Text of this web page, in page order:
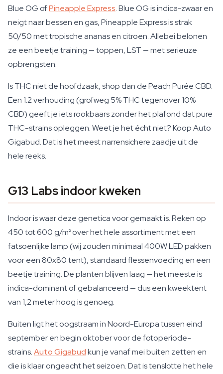
Blue OG ofPineapple Express. Blue OG is indica-zwaar en
neigt naar bessen en gas, Pineapple Express is strak
50/50 met tropische ananas en citroen. Allebei belonen
ze een beetje training — toppen, LST — met serieuze
opbrengsten.
Is THC niet de hoofdzaak, shop dan de Peach Purée CBD.
Een 1:2 verhouding (grofweg 5% THC tegenover 10%
CBD) geeft je iets rookbaars zonder het plafond dat pure
THC-strains opleggen. Weet je het écht niet? Koop Auto
Gigabud. Dat is het meest narrensichere zaadje uit de
hele reeks.
G13 Labs indoor kweken
Indoor is waar deze genetica voor gemaakt is. Reken op
450 tot 600 g/m² over het hele assortiment met een
fatsoenlijke lamp (wij zouden minimaal 400W LED pakken
voor een 80x80 tent), standaard flessenvoeding en een
beetje training. De planten blijven laag — het meeste is
indica-dominant of gebalanceerd — dus een kweektent
van 1,2 meter hoog is genoeg.
Buiten ligt het oogstraam in Noord-Europa tussen eind
september en begin oktober voor de fotoperiode-
strains.Auto Gigabudkun je vanaf mei buiten zetten en
die is klaar ongeacht het seizoen. Dat is tenslotte het hele